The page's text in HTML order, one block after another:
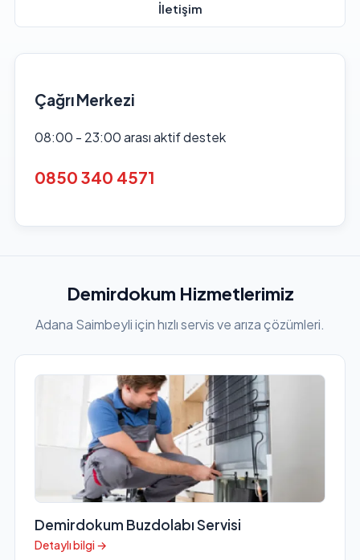
İletişim
Çağrı Merkezi
08:00 - 23:00 arası aktif destek
0850 340 4571
Demirdokum Hizmetlerimiz
Adana Saimbeyli için hızlı servis ve arıza çözümleri.
Demirdokum Buzdolabı Servisi
Detaylı bilgi →